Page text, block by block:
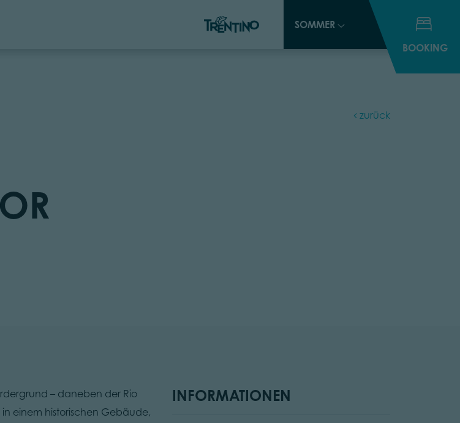
SOMMER
BOOKING
SOMMER
BOOKING
zurück
– daneben der Rio
einem historischen Gebäude,
INFORMATIONEN